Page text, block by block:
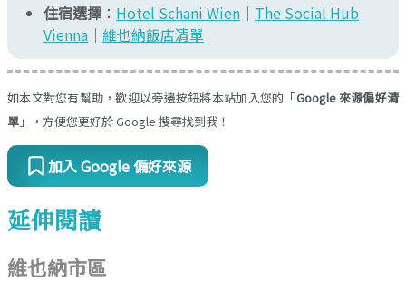
住宿選擇 ： Hotel Schani Wien ｜ The Social Hub
Vienna ｜ 維也納飯店清單
如本文對您有幫助，歡迎以旁邊按鈕將本站加入您的「Google 來源偏好清
單 」，方便您更好於 Google 搜尋找到我！
加入 Google 偏好來源
延伸閱讀
維也納市區